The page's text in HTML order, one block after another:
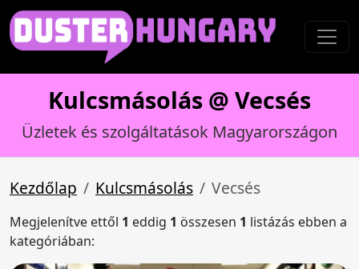
Kulcsmásolás @ Vecsés
Üzletek és szolgáltatások Magyarországon
Kezdőlap Kulcsmásolás Vecsés
Megjelenítve ettől 1 eddig 1 összesen 1 listázás ebben a
kategóriában: